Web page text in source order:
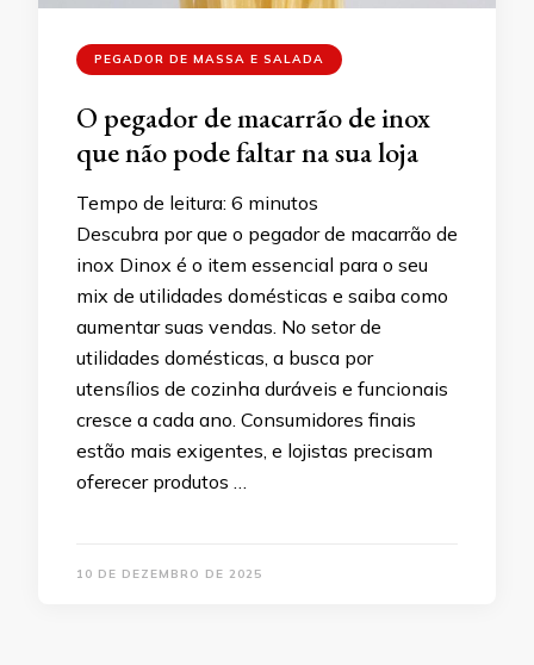
PEGADOR DE MASSA E SALADA
O pegador de macarrão de inox
que não pode faltar na sua loja
Tempo de leitura: 6 minutos
Descubra por que o pegador de macarrão de
inox Dinox é o item essencial para o seu
mix de utilidades domésticas e saiba como
aumentar suas vendas. No setor de
utilidades domésticas, a busca por
utensílios de cozinha duráveis e funcionais
cresce a cada ano. Consumidores finais
estão mais exigentes, e lojistas precisam
oferecer produtos …
10 DE DEZEMBRO DE 2025